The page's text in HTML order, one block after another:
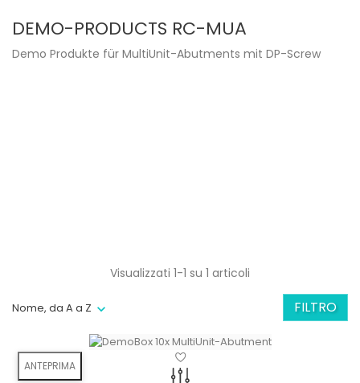
DEMO-PRODUCTS RC-MUA
Demo Produkte für MultiUnit-Abutments mit DP-Screw
Nome, da A a Z FILTRO
Visualizzati 1-1 su 1 articoli
ANTEPRIMA